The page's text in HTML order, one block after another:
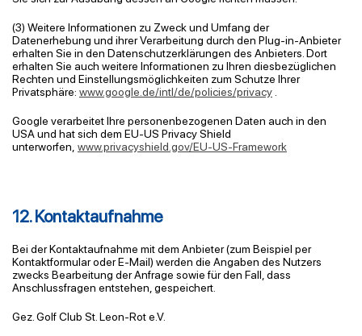
(3) Weitere Informationen zu Zweck und Umfang der
Datenerhebung und ihrer Verarbeitung durch den Plug-in-Anbieter
erhalten Sie in den Datenschutzerklärungen des Anbieters. Dort
erhalten Sie auch weitere Informationen zu Ihren diesbezüglichen
Rechten und Einstellungsmöglichkeiten zum Schutze Ihrer
Privatsphäre: www.google.de/intl/de/policies/privacy
Google verarbeitet Ihre personenbezogenen Daten auch in den
USA und hat sich dem EU-US Privacy Shield
unterworfen, www.privacyshield.gov/EU-US-Framework
12. Kontaktaufnahme
Bei der Kontaktaufnahme mit dem Anbieter (zum Beispiel per
Kontaktformular oder E-Mail) werden die Angaben des Nutzers
zwecks Bearbeitung der Anfrage sowie für den Fall, dass
Anschlussfragen entstehen, gespeichert.
Gez . Golf Club St. Leon-Rote.V.